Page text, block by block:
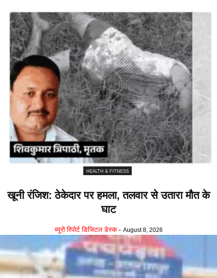
HEALTH & FITNESS
खूनी रंजिश: ठेकेदार पर हमला, तलवार से उतारा मौत के
घाट
ब्यूरो रिपोर्ट डिजिटल डेस्क - August 8, 2026